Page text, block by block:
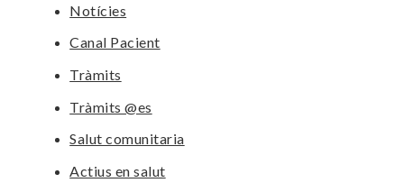
Notícies
Canal Pacient
Tràmits
Tràmits @es
Salut comunitaria
Actius en salut